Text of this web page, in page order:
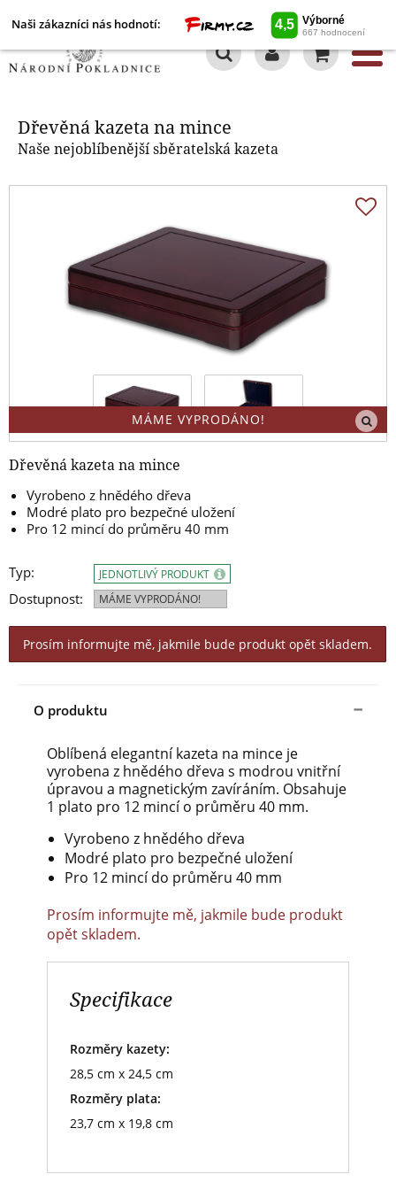
Naši zákazníci nás hodnotí:
Dřevěná kazeta na mince
Naše nejoblíbenější sběratelská kazeta
MÁME VYPRODÁNO!
Dřevěná kazeta na mince
Vyrobeno z hnědého dřeva
Modré plato pro bezpečné uložení
Pro 12 mincí do průměru 40 mm
Typ:
Dostupnost:
JEDNOTLIVÝ PRODUKT
MÁME VYPRODÁNO!
Prosím informujte mě, jakmile bude produkt opět skladem.
O produktu
Oblíbená elegantní kazeta na mince je
vyrobena z hnědého dřeva s modrou vnitřní
úpravou a magnetickým zavíráním. Obsahuje
1 plato pro 12 mincí o průměru 40 mm.
Vyrobeno z hnědého dřeva
Modré plato pro bezpečné uložení
Pro 12 mincí do průměru 40 mm
Prosím informujte mě, jakmile bude produkt
opět skladem.
Specifikace
Rozměry kazety:
28,5 cm x 24,5 cm
Rozměry plata:
23,7 cm x 19,8 cm
Dřevěná kazeta na mince